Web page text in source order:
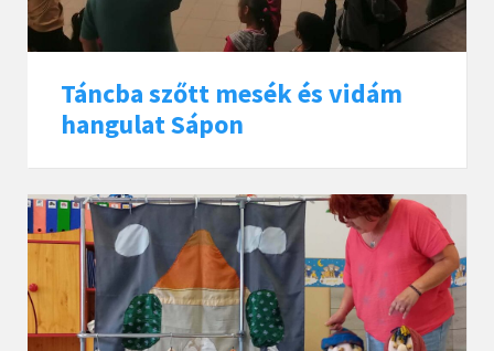
Táncba szőtt mesék és vidám
hangulat Sápon